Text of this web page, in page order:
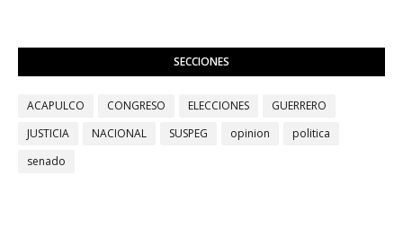
SECCIONES
ACAPULCO CONGRESO ELECCIONES
GUERRERO
JUSTICIA
NACIONAL SUSPEG opinion
politica
senado